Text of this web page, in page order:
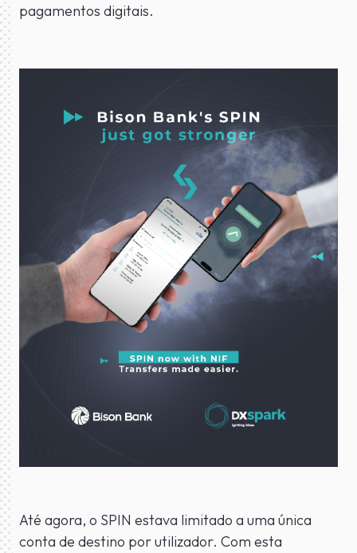
pagamentos digitais.
Até agora, o SPIN estava limitado a uma única
conta de destino por utilizador. Com esta